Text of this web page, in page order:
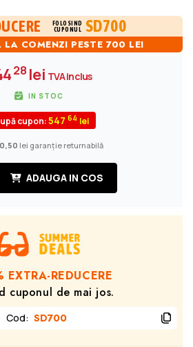
FOLOSIND
CUPONUL
SD700
LA COMENZI PESTE 700 LEI
28lei TVA inclus
IN STOC
cupon:547 64
lei garanție returnabilă
ADAUGA IN COS
EXTRA-REDUCERE
cuponul de mai jos.
Cod: SD700